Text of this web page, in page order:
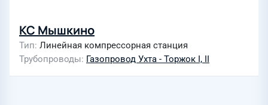
КС Мышкино
Тип Линейная компрессорная станция
Трубопроводы Газопровод Ухта - Торжок I, II